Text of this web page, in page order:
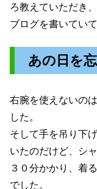
ろ教えていただき
ブログを書いてい
あの日を
右腕を使えないの
した。
そして手を吊り下
いたのだけど、シ
３０分かかり、着
でした。